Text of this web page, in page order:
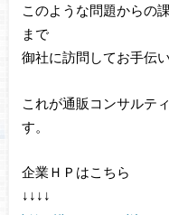
このような問題からの
まで
御社に訪問してお手伝
これが通販コンサルテ
す。
企業ＨＰはこちら
↓↓↓↓